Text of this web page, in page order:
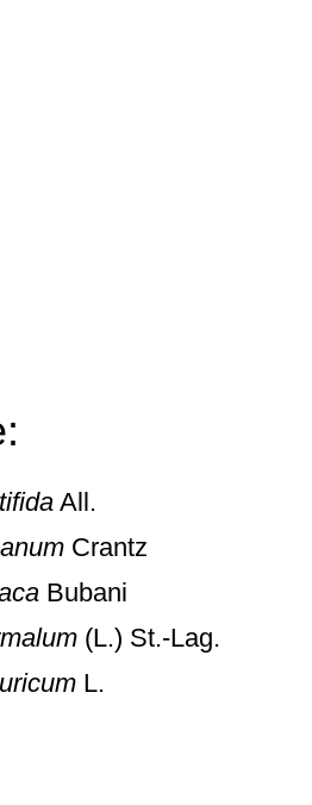
All.
Crantz
Bubani
(L.) St.-Lag.
L.